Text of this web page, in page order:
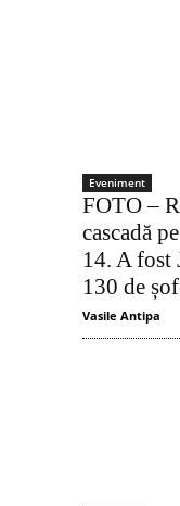
Eveniment
FOTO –
cascadă
14. A fost
130 de
Vasile Antipa